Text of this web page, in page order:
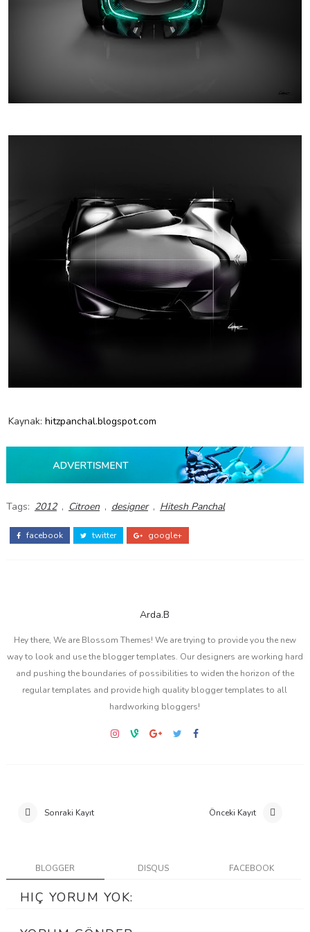
Kaynak: hitzpanchal.blogspot.com
Tags: 2012 , Citroen , designer , Hitesh Panchal
facebook twitter google+
Arda.B
Hey there, We are Blossom Themes! We are trying to provide you the new
way to look and use the blogger templates. Our designers are working hard
and pushing the boundaries of possibilities to widen the horizon of the
regular templates and provide high quality blogger templates to all
hardworking bloggers!
Sonraki Kayıt Önceki Kayıt
BLOGGER DISQUS FACEBOOK
HIÇ YORUM YOK: